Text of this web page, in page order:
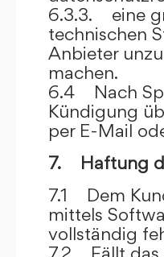
6.3.3. eine
technischen
Anbieter
machen.
6.4 Nach
Kündigung
per E-Mail
7. Haftung
7.1 Dem
mittels
vollständig
7.2 Fällt das